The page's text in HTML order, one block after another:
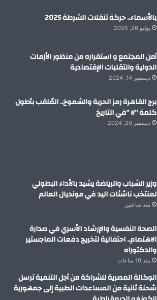
بالأسماء.. حركة تنقلات الشرطة 2025
يوليو 26, 2025
أمن المجتمع و استقراره من منظور الأزمات
الدولية والتقلبات الإقتصادية
ديسمبر 14, 2024
برج القاهرة رمز الحرية والشموخ.. المُلقب بأطول
كلمة “لا “في التاريخ
ديسمبر 20, 2024
وزير الشباب والرياضة يشيد بالأداء البطولي
لمنتخب ناشئات اليد في مونديال العالم
منذ ساعتين
الصحة النفسية والإرشاد الأسري في صدارة
الاهتمام.. احتفالية لتخريج دفعات الماجستير
والدكتوراه
منذ 10 ساعات
الوكالة المصرية للشراكة من أجل التنمية ترسل
شحنة ثانية من المساعدات الطبية إلى جمهورية